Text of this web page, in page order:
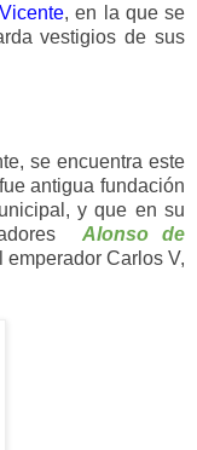
, en la que se
vestigios de sus
se encuentra este
antigua fundación
y que en su
Alonso de
emperador Carlos V,